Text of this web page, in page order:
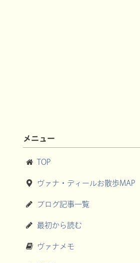
メニュー
TOP
ヴァナ・ディールお散歩MAP
ブログ記事一覧
最初から読む
ヴァナメモ